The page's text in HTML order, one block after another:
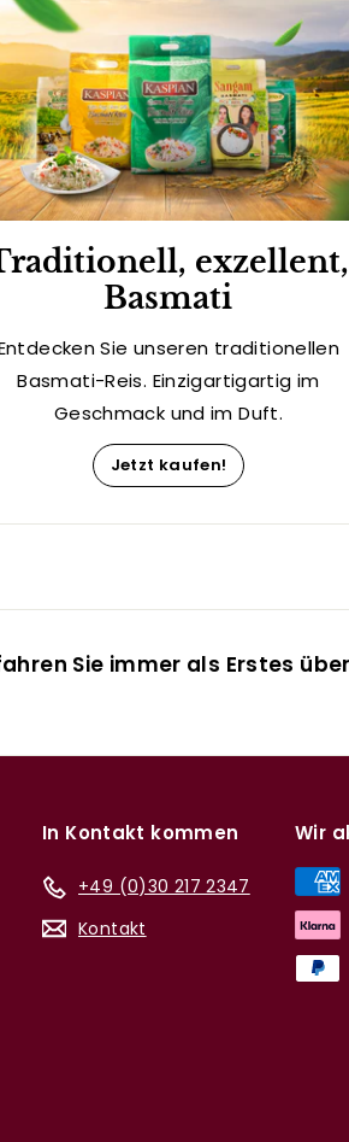
exzellent,
Basmati
Sie unseren traditionellen
Basmati-Reis. Einzigartigartig im
Geschmack und im Duft.
Jetzt kaufen!
Sie immer als Erstes über
In Kontakt kommen
+49 (0)30 217 2347
Kontakt
Wir